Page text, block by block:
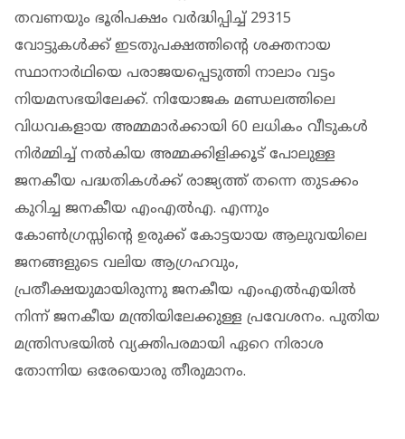
തവണയും ഭൂരിപക്ഷം വര്‍ദ്ധിപ്പിച്ച് 29315
വോട്ടുകള്‍ക്ക് ഇടതുപക്ഷത്തിന്റെ ശക്തനായ
സ്ഥാനാര്‍ഥിയെ പരാജയപ്പെടുത്തി നാലാം വട്ടം
നിയമസഭയിലേക്ക്. നിയോജക മണ്ഡലത്തിലെ
വിധവകളായ അമ്മമാര്‍ക്കായി 60 ലധികം വീടുകള്‍
നിര്‍മ്മിച്ച് നല്‍കിയ അമ്മക്കിളിക്കൂട് പോലുള്ള
ജനകീയ പദ്ധതികള്‍ക്ക് രാജ്യത്ത് തന്നെ തുടക്കം
കുറിച്ച ജനകീയ എംഎല്‍എ. എന്നും
കോണ്‍ഗ്രസ്സിന്റെ ഉരുക്ക് കോട്ടയായ ആലുവയിലെ
ജനങ്ങളുടെ വലിയ ആഗ്രഹവും,
പ്രതീക്ഷയുമായിരുന്നു ജനകീയ എംഎല്‍എയില്‍
നിന്ന് ജനകീയ മന്ത്രിയിലേക്കുള്ള പ്രവേശനം. പുതിയ
മന്ത്രിസഭയില്‍ വ്യക്തിപരമായി ഏറെ നിരാശ
തോന്നിയ ഒരേയൊരു തീരുമാനം.